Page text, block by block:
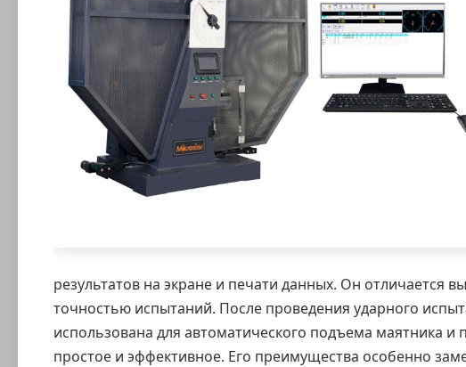
результатов на экране и печати данных. Он отличается
точностью испытаний. После проведения ударного
использована для автоматического подъема маятника
простое и эффективное. Его преимущества особенно